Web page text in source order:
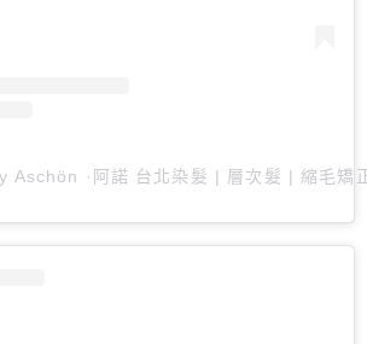
Aschön ·阿諾 台北染髮 | 層次髮 | 縮毛矯